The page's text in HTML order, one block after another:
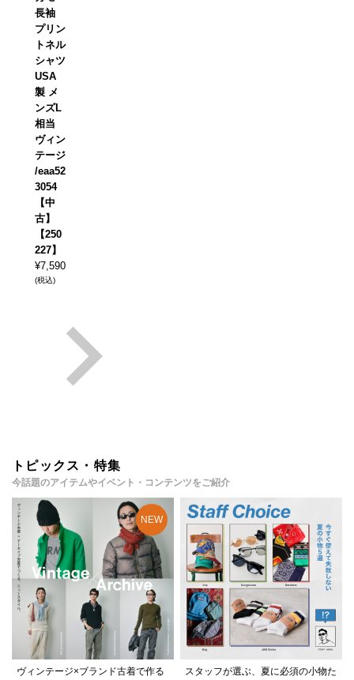
長袖
プリン
トネル
シャツ
USA
製 メ
ンズL
相当
ヴィン
テージ
/eaa52
3054
【中
古】
【250
227】
¥7,590
(税込)
トピックス・特集
今話題のアイテムやイベント・コンテンツをご紹介
ヴィンテージ×ブランド古着で作る
スタッフが選ぶ、夏に必須の小物た